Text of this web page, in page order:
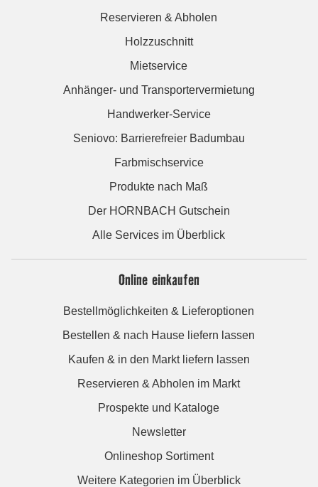
Reservieren & Abholen
Holzzuschnitt
Mietservice
Anhänger- und Transportervermietung
Handwerker-Service
Seniovo: Barrierefreier Badumbau
Farbmischservice
Produkte nach Maß
Der HORNBACH Gutschein
Alle Services im Überblick
Online einkaufen
Bestellmöglichkeiten & Lieferoptionen
Bestellen & nach Hause liefern lassen
Kaufen & in den Markt liefern lassen
Reservieren & Abholen im Markt
Prospekte und Kataloge
Newsletter
Onlineshop Sortiment
Weitere Kategorien im Überblick